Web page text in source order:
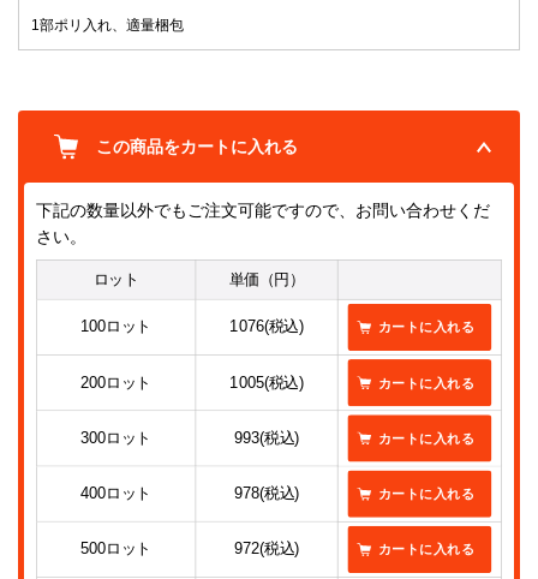
1部ポリ入れ、適量梱包
この商品をカートに入れる
下記の数量以外でもご注文可能ですので、お問い合わせくだ
さい。
ロット 単価（円）
100ロット 1076(税込)
200ロット 1005(税込)
300ロット 993(税込)
400ロット 978(税込)
500ロット 972(税込)